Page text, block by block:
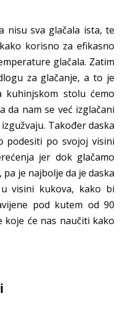
nisu sva glačala ista, te
korisno za efikasno
glačala. Zatim
za glačanje, a to je
kuhinjskom stolu ćemo
da nam se već izglačani
Također daska
podesiti po svojoj visini
jer dok glačamo
je najbolje da je daska
visini kukova, kako bi
pod kutem od 90
koje će nas naučiti kako